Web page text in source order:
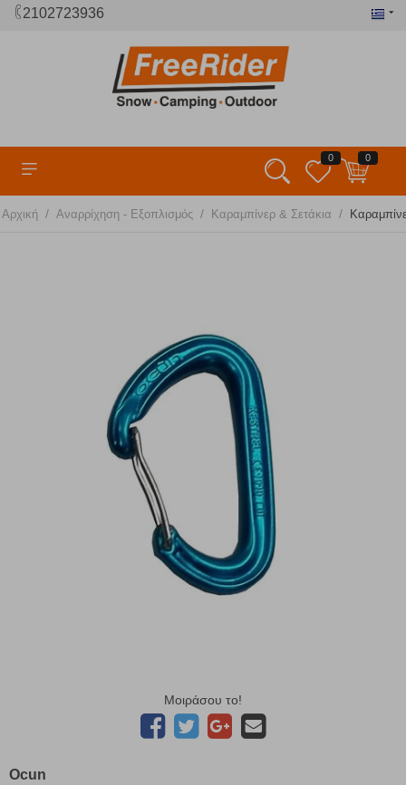
2102723936
0 0
Αρχική / Αναρρίχηση - Εξοπλισμός / Καραμπίνερ & Σετάκια /
Μοιράσου το!
Ocun